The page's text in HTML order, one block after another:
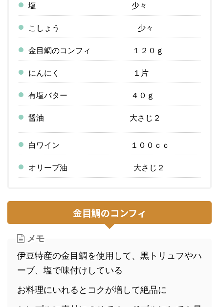
塩 少々
こしょう 少々
金目鯛のコンフィ １２０ｇ
にんにく １片
有塩バター ４０ｇ
醤油 大さじ２
白ワイン １００ｃｃ
オリーブ油 大さじ２
金目鯛のコンフィ
メモ
伊豆特産の金目鯛を使用して、黒トリュフやハ
ーブ、塩で味付けしている
お料理にいれるとコクが増して絶品に